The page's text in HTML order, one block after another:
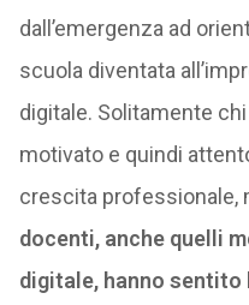
dall’emergenza ad
scuola diventata
digitale. Solitamente
motivato e quindi
crescita professionale,
docenti, anche quelli
digitale, hanno